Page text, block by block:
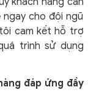
cho đội ngũ
cam kết hỗ trợ
trình sử dụng
đáp ứng đầy